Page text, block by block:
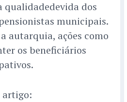
qualidadedevida dos
municipais.
autarquia, ações como
os beneficiários
artigo: